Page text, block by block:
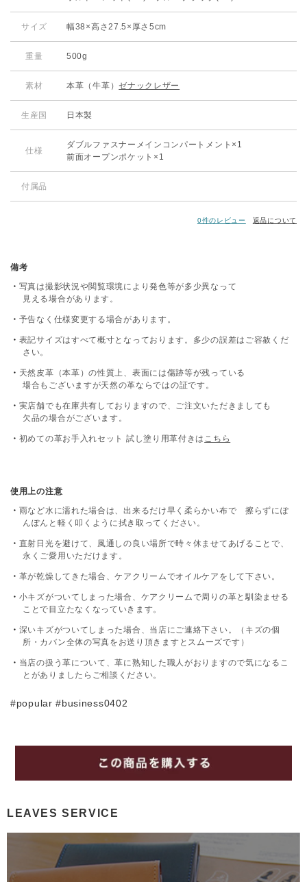
サイズ 幅38×高さ27.5×厚さ5cm
重量 500g
素材 本革（牛革）ゼナックレザー
生産国 日本製
仕様
ダブルファスナーメインコンパートメント×1
前面オープンポケット×1
付属品
0件のレビュー 返品について
備考
写真は撮影状況や閲覧環境により発色等が多少異なって
見える場合があります。
予告なく仕様変更する場合があります。
表記サイズはすべて概寸となっております。多少の誤差はご容赦くだ
さい。
天然皮革（本革）の性質上、表面には傷跡等が残っている
場合もございますが天然の革ならではの証です。
実店舗でも在庫共有しておりますので、ご注文いただきましても
欠品の場合がございます。
初めての革お手入れセット 試し塗り用革付きは こちら
使用上の注意
雨など水に濡れた場合は、出来るだけ早く柔らかい布で 擦らずにぽ
んぽんと軽く叩くように拭き取ってください。
直射日光を避けて、風通しの良い場所で時々休ませてあげることで、
永くご愛用いただけます。
革が乾燥してきた場合、ケアクリームでオイルケアをして下さい。
小キズがついてしまった場合、ケアクリームで周りの革と馴染ませる
ことで目立たなくなっていきます。
深いキズがついてしまった場合、当店にご連絡下さい。（キズの個
所・カバン全体の写真をお送り頂きますとスムーズです）
当店の扱う革について、革に熟知した職人がおりますので気になるこ
とがありましたらご相談ください。
#popular #business0402
LEAVES SERVICE